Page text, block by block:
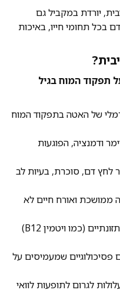
יורדת במקביל גם
בכל תחומי חייו, באיכות
תפקוד המוח בגיל
של האטה בתפקוד המוח
ודמנציה, הפוגעות
לחץ דם, סוכרת, בעיות לב
ממושכת ואורח חיים לא
– חוסרים תזונתיים (כמו ויטמין B12)
פסיכולוגיים שמעמיסים על
לגרום לתופעות לוואי